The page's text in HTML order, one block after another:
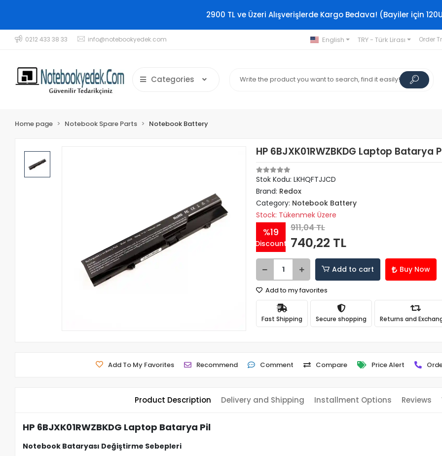
2900 TL ve Üzeri Alışverişlerde Kargo Bedava! (Bayiler için
0212 433 38 33 info@notebookyedek.com English TRY - Türk Lirası Order
Categories
Home page Notebook Spare Parts Notebook Battery
HP 6BJXK01RWZBKDG Laptop Batarya
Stok Kodu: LKHQFTJJCD
Brand: Redox
Category: Notebook Battery
Stock: Tükenmek Üzere
%19
Discount
911,04 TL
740,22 TL
Add to cart Buy Now
Add to my favorites
Fast Shipping Secure shopping Returns and
Add To My Favorites Recommend Comment Compare Price Alert
Product Description Delivery and Shipping Installment Options Reviews
HP 6BJXK01RWZBKDG Laptop Batarya Pil
Notebook Bataryası Değiştirme Sebepleri